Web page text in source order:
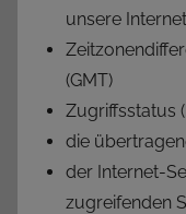
unsere
(GMT)
Zugriffsstatus
die
der Internet-
zugreifenden